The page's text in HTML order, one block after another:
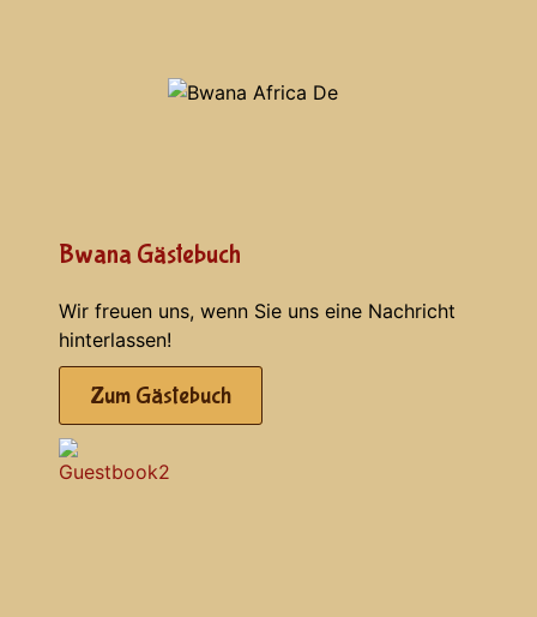
Bwana Gästebuch
Wir freuen uns, wenn Sie uns eine Nachricht
hinterlassen!
Zum Gästebuch